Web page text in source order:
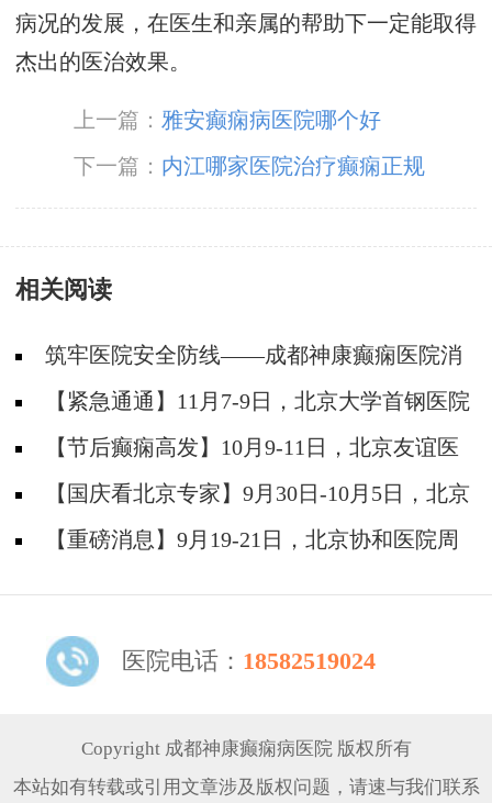
病况的发展，在医生和亲属的帮助下一定能取得
杰出的医治效果。
上一篇： 雅安癫痫病医院哪个好
下一篇： 内江哪家医院治疗癫痫正规
相关阅读
筑牢医院安全防线——成都神康癫痫医院消
防安全培训纪实
【紧急通通】11月7-9日，北京大学首钢医院
神经内科胡颖教授亲临成都会诊，破解癫痫疑难
【节后癫痫高发】10月9-11日，北京友谊医
院陈葵博士免费会诊+治疗援助，破解癫痫难
题！
【国庆看北京专家】9月30日-10月5日，北京
天坛&首钢医院两大专家蓉城亲诊+癫痫大额救
【重磅消息】9月19-21日，北京协和医院周
医院电话： 18582519024
Copyright 成都神康癫痫病医院 版权所有
本站如有转载或引用文章涉及版权问题，请速与我们联系